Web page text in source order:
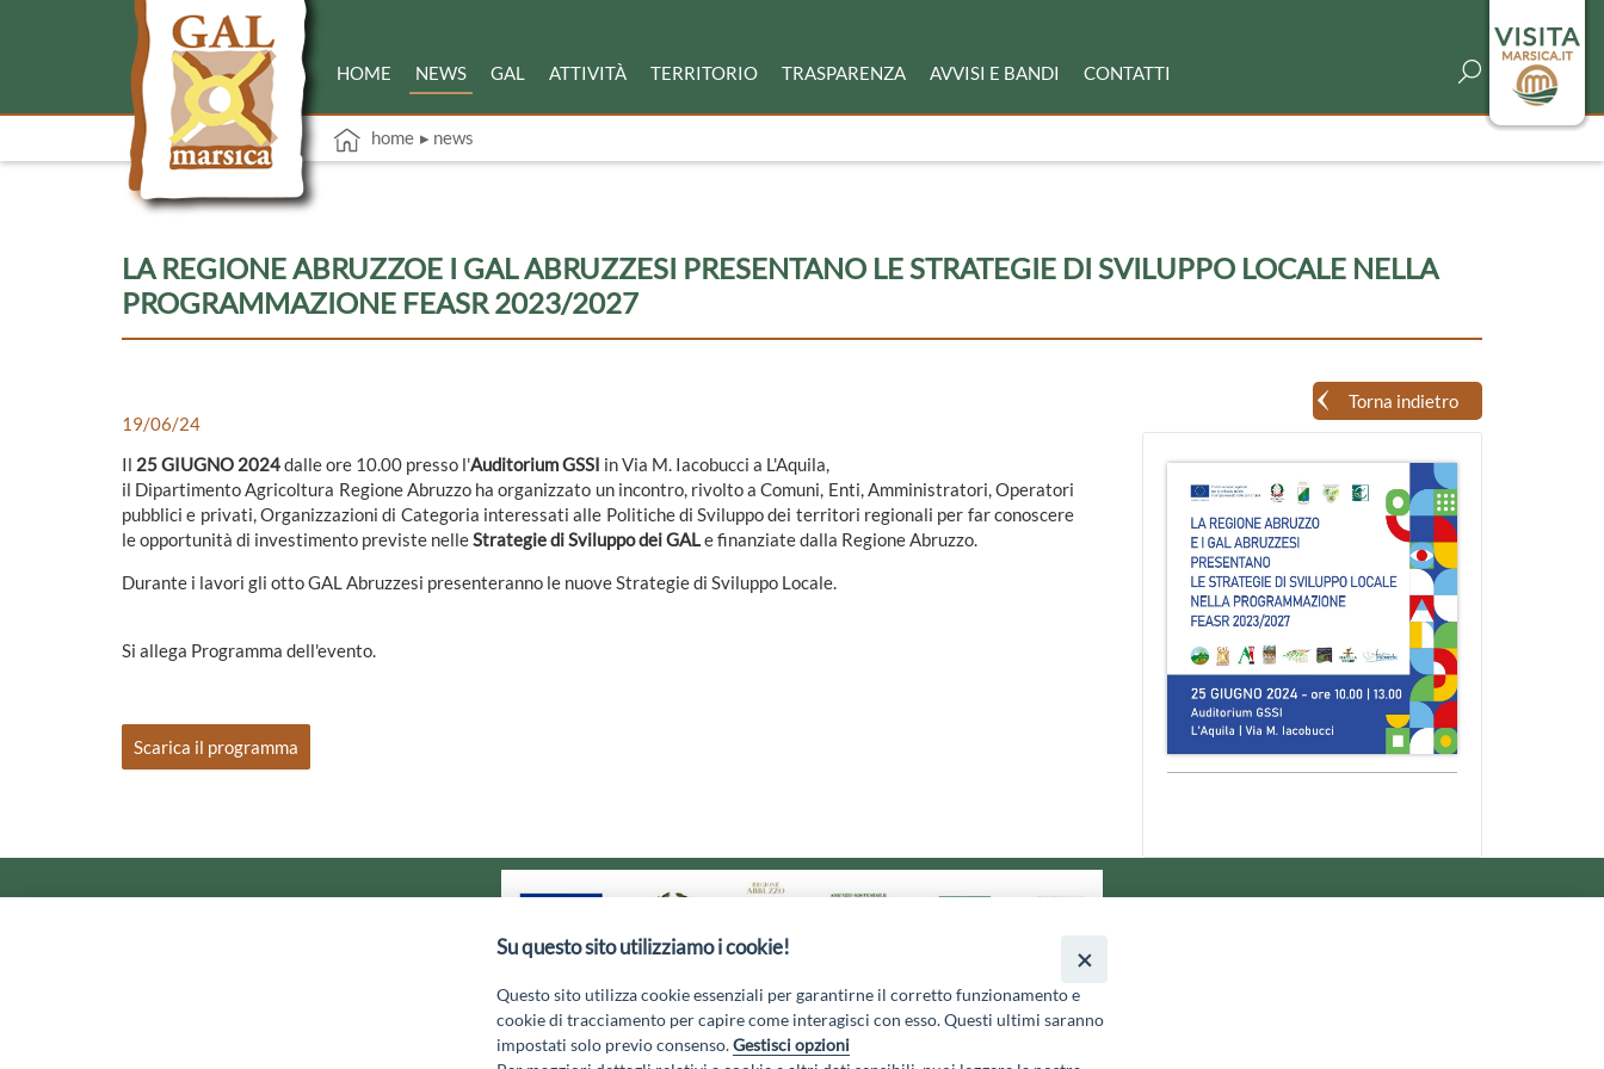
HOME NEWS GAL ATTIVITÀ TERRITORIO TRASPARENZA AVVISI E BANDI CONTATTI
home ▸ news
LA REGIONE ABRUZZOE I GAL ABRUZZESI PRESENTANO LE STRATEGIE DI SVILUPPO LOCALE NELLA
PROGRAMMAZIONE FEASR 2023/2027
Torna indietro
19/06/24
Il 25 GIUGNO 2024dalle ore 10.00 presso l'Auditorium GSSI in Via M. Iacobucci a L'Aquila,
il Dipartimento Agricoltura Regione Abruzzo ha organizzato un incontro, rivolto a Comuni, Enti, Amministratori, Operatori
pubblici e privati, Organizzazioni di Categoria interessati alle Politiche di Sviluppo dei territori regionali per far conoscere
le opportunità di investimento previste nelleStrategie di Sviluppo dei GALe finanziate dalla Regione Abruzzo.
Durante i lavori gli otto GAL Abruzzesi presenteranno le nuove Strategie di Sviluppo Locale.
Si allega Programma dell'evento.
Scarica il programma
GAL MARSICA Via XX Settembre, 51 - 67051 Avezzano (AQ) - P.Iva 01351360662 - Email:
Su questo sito utilizziamo i cookie!
Questo sito utilizza cookie essenziali per garantirne il corretto funzionamento e
cookie di tracciamento per capire come interagisci con esso. Questi ultimi saranno
impostati solo previo consenso.Gestisci opzioni